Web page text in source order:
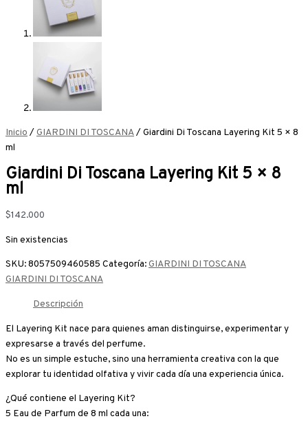
Inicio /GIARDINI DI TOSCANA/ Giardini Di Toscana Layering Kit 5 × 8
ml
Giardini Di Toscana Layering Kit 5 × 8
ml
$142.000
Sin existencias
SKU:8057509460585 Categoría:GIARDINI DI TOSCANA
GIARDINI DI TOSCANA
Descripción
El Layering Kit nace para quienes aman distinguirse, experimentar y
expresarse a través del perfume.
No es un simple estuche, sino una herramienta creativa con la que
explorar tu identidad olfativa y vivir cada día una experiencia única.
¿Qué contiene el Layering Kit?
5 Eau de Parfum de 8 ml cada una: